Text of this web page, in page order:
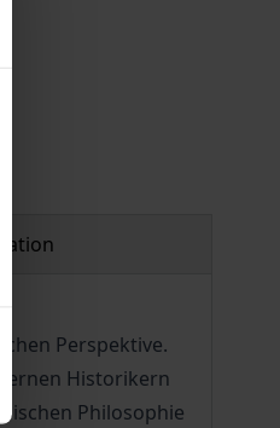
Perspektive.
Historikern
Philosophie